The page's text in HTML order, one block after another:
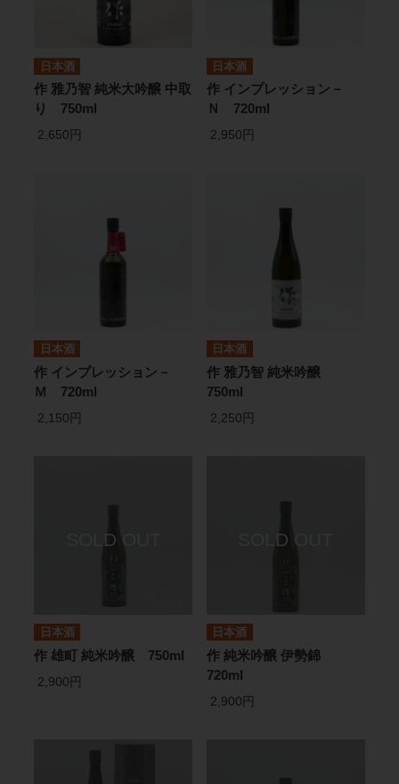
日本酒
作 雅乃智 純米大吟醸 中取
り 750ml
2,650円
日本酒
作 インプレッション－
Ｎ 720ml
2,950円
日本酒
作 インプレッション－
Ｍ 720ml
2,150円
日本酒
作 雅乃智 純米吟醸
750ml
2,250円
日本酒
作 雄町 純米吟醸 750ml
2,900円
日本酒
作 純米吟醸 伊勢錦
720ml
2,900円